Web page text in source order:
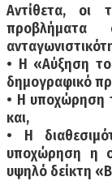
Αντίθετα, οι
προβλήματα
• Η «Αύξηση
δημογραφικό
• Η υποχώρηση
και,
• Η
υποχώρηση η
υψηλό δείκτη